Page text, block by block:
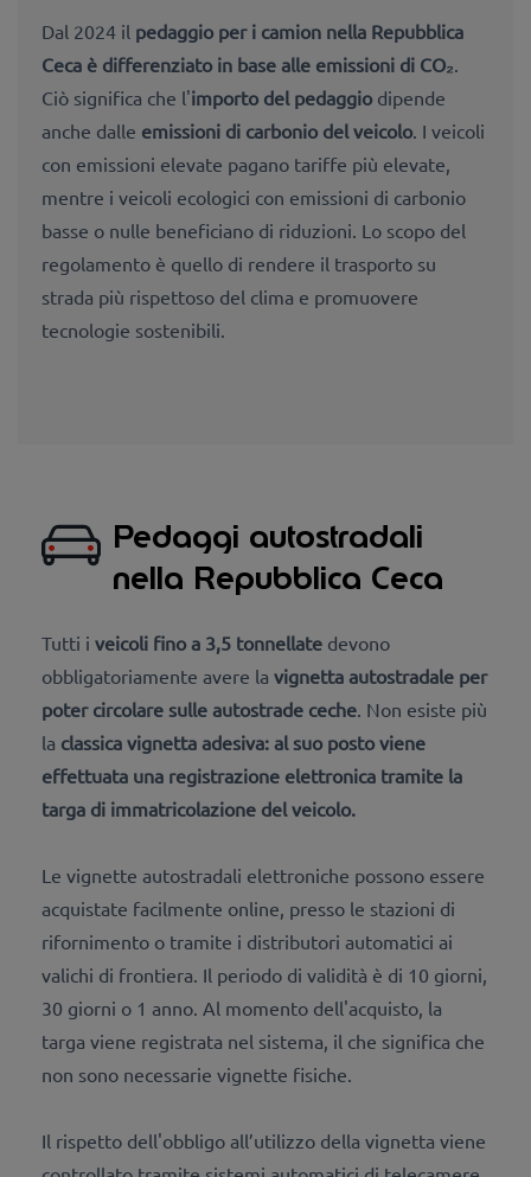
Dal 2024 il pedaggio per i camion nella Repubblica
Ceca è differenziato in base alle emissioni di CO₂.
Ciò significa che l'importo del pedaggio dipende
anche dalle emissioni di carbonio del veicolo. I veicoli
con emissioni elevate pagano tariffe più elevate,
mentre i veicoli ecologici con emissioni di carbonio
basse o nulle beneficiano di riduzioni. Lo scopo del
regolamento è quello di rendere il trasporto su
strada più rispettoso del clima e promuovere
tecnologie sostenibili.
Pedaggi autostradali
nella Repubblica Ceca
Tutti i veicoli fino a 3,5 tonnellate devono
obbligatoriamente avere la vignetta autostradale per
poter circolare sulle autostrade ceche . Non esiste più
la classica vignetta adesiva: al suo posto viene
effettuata una registrazione elettronica tramite la
targa di immatricolazione del veicolo.
Le vignette autostradali elettroniche possono essere
acquistate facilmente online, presso le stazioni di
rifornimento o tramite i distributori automatici ai
valichi di frontiera. Il periodo di validità è di 10 giorni,
30 giorni o 1 anno. Al momento dell'acquisto, la
targa viene registrata nel sistema, il che significa che
non sono necessarie vignette fisiche.
Il rispetto dell'obbligo all’utilizzo della vignetta viene